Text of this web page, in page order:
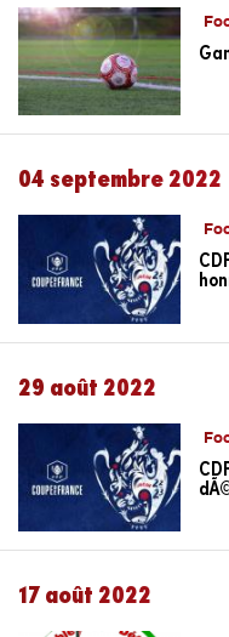
04 septembre 2022
29 août 2022
17 août 2022